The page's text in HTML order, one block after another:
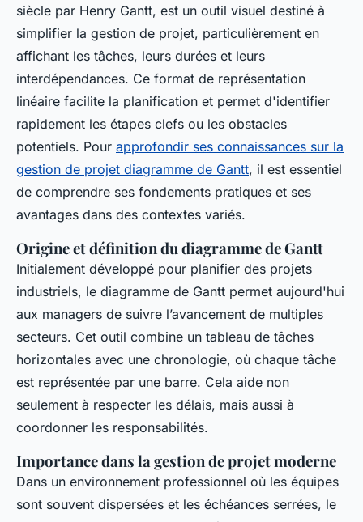
siècle par Henry Gantt, est un outil visuel destiné à
simplifier la gestion de projet, particulièrement en
affichant les tâches, leurs durées et leurs
interdépendances. Ce format de représentation
linéaire facilite la planification et permet d'identifier
rapidement les étapes clefs ou les obstacles
potentiels. Pour approfondir ses connaissances sur la
gestion de projet diagramme de Gantt, il est essentiel
de comprendre ses fondements pratiques et ses
avantages dans des contextes variés.
Origine et définition du diagramme de Gantt
Initialement développé pour planifier des projets
industriels, le diagramme de Gantt permet aujourd'hui
aux managers de suivre l’avancement de multiples
secteurs. Cet outil combine un tableau de tâches
horizontales avec une chronologie, où chaque tâche
est représentée par une barre. Cela aide non
seulement à respecter les délais, mais aussi à
coordonner les responsabilités.
Importance dans la gestion de projet moderne
Dans un environnement professionnel où les équipes
sont souvent dispersées et les échéances serrées, le